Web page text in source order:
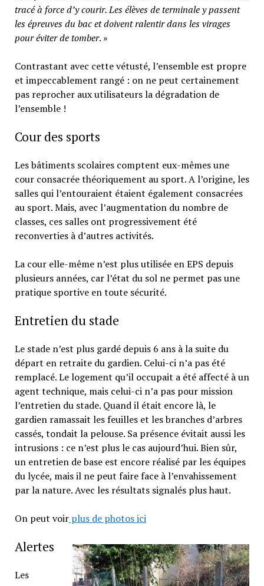
tracé à force d’y courir. Les élèves de terminale y passent
les épreuves du bac et doivent ralentir dans les virages
pour éviter de tomber. »
Contrastant avec cette vétusté, l’ensemble est propre
et impeccablement rangé : on ne peut certainement
pas reprocher aux utilisateurs la dégradation de
l’ensemble !
Cour des sports
Les bâtiments scolaires comptent eux-mêmes une
cour consacrée théoriquement au sport. A l’origine, les
salles qui l’entouraient étaient également consacrées
au sport. Mais, avec l’augmentation du nombre de
classes, ces salles ont progressivement été
reconverties à d’autres activités.
La cour elle-même n’est plus utilisée en EPS depuis
plusieurs années, car l’état du sol ne permet pas une
pratique sportive en toute sécurité.
Entretien du stade
Le stade n’est plus gardé depuis 6 ans à la suite du
départ en retraite du gardien. Celui-ci n’a pas été
remplacé. Le logement qu’il occupait a été affecté à un
agent technique, mais celui-ci n’a pas pour mission
l’entretien du stade. Quand il était encore là, le
gardien ramassait les feuilles et les branches d’arbres
cassés, tondait la pelouse. Sa présence évitait aussi les
intrusions : ce n’est plus le cas aujourd’hui. Bien sûr,
un entretien de base est encore réalisé par les équipes
du lycée, mais il ne peut faire face à l’envahissement
par la nature. Avec les résultats signalés plus haut.
On peut voirplus de photos ici
Alertes
Les